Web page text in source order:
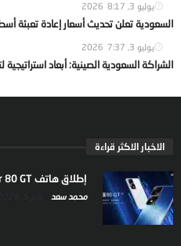
يوليو 3, 2026 8:17
السعودية تعلن تحديث أسعار إعادة تعبئة
يوليو 3, 2026 7:37
الشراكة السعودية الصينية: أبعاد
الاخبار الاكثر قراءة
إطلاق هاتف Honor 80 GT وجهاز لوحي جديد
محمد سعد